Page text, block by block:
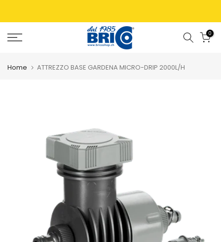
0
Home ATTREZZO BASE GARDENA MICRO-DRIP 2000L/H